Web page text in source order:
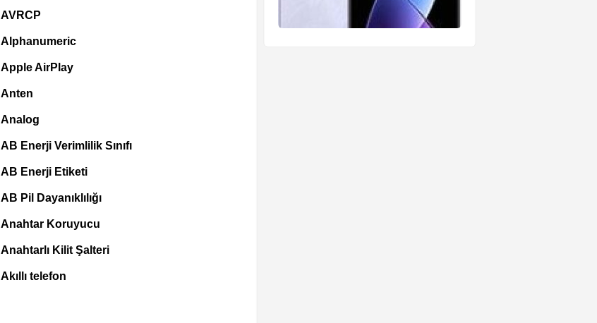
AVRCP
Alphanumeric
Apple AirPlay
Anten
Analog
AB Enerji Verimlilik Sınıfı
AB Enerji Etiketi
AB Pil Dayanıklılığı
Anahtar Koruyucu
Anahtarlı Kilit Şalteri
Akıllı telefon